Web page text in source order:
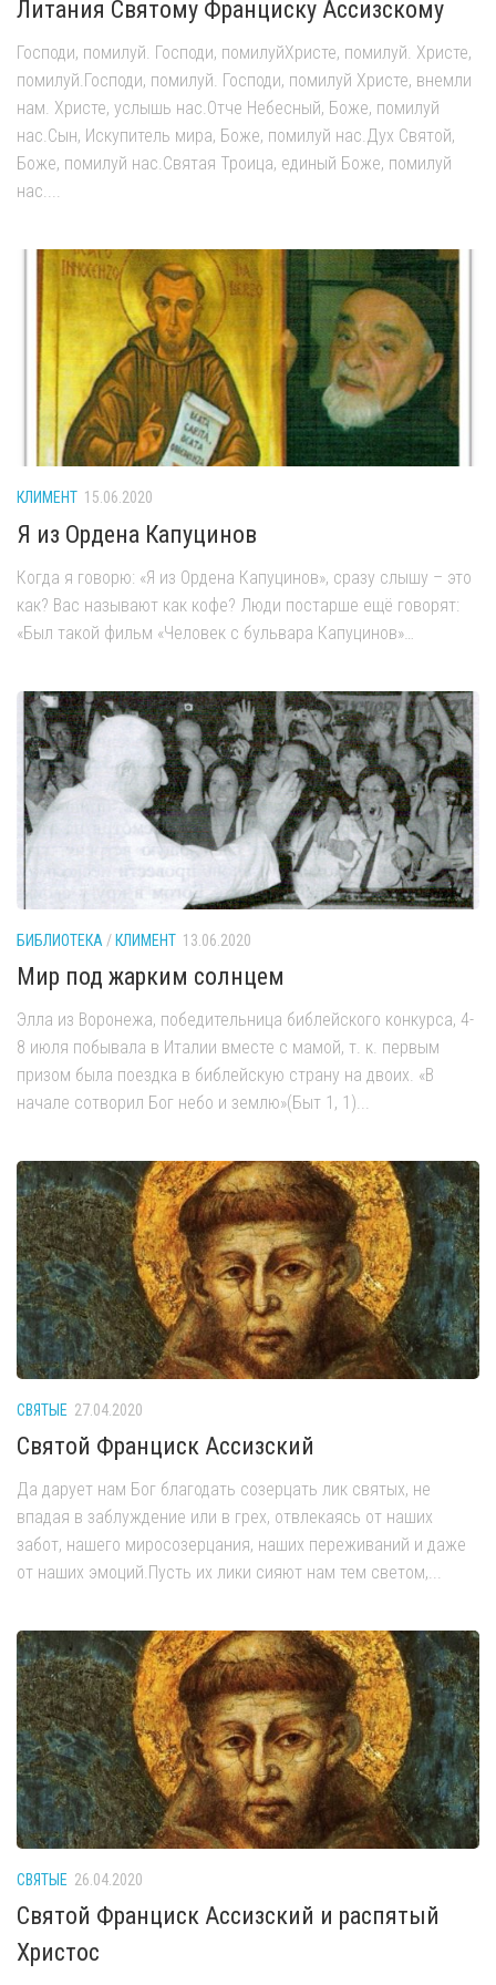
Литания Святому Франциску Ассизскому
Господи, помилуй. Господи, помилуйХристе, помилуй. Христе,
помилуй.Господи, помилуй. Господи, помилуй Христе, внемли
нам. Христе, услышь нас.Отче Небесный, Боже, помилуй
нас.Сын, Искупитель мира, Боже, помилуй нас.Дух Святой,
Боже, помилуй нас.Святая Троица, единый Боже, помилуй
нас....
КЛИМЕНТ 15.06.2020
Я из Ордена Капуцинов
Когда я говорю: «Я из Ордена Капуцинов», сразу слышу – это
как? Вас называют как кофе? Люди постарше ещё говорят:
«Был такой фильм «Человек с бульвара Капуцинов»…
БИБЛИОТЕКА /КЛИМЕНТ 13.06.2020
Мир под жарким солнцем
Элла из Воронежа, победительница библейского конкурса, 4-
8 июля побывала в Италии вместе с мамой, т. к. первым
призом была поездка в библейскую страну на двоих. «В
начале сотворил Бог небо и землю»(Быт 1, 1)...
СВЯТЫЕ 27.04.2020
Святой Франциск Ассизский
Да дарует нам Бог благодать созерцать лик святых, не
впадая в заблуждение или в грех, отвлекаясь от наших
забот, нашего миросозерцания, наших переживаний и даже
от наших эмоций.Пусть их лики сияют нам тем светом,...
СВЯТЫЕ 26.04.2020
Святой Франциск Ассизский и распятый
Христос